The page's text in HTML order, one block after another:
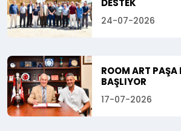
DESTEK
24-07-2026
ROOM ART PAŞA
BAŞLIYOR
17-07-2026